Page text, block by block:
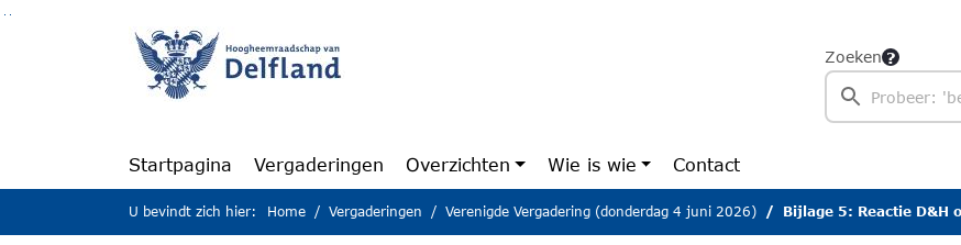
Ga naar de inhoud van deze pagina
Ga naar het zoeken
Ga naar het menu
Zoeken
Startpagina Vergaderingen Overzichten Wie is wie Contact
U bevindt zich hier: Home Vergaderingen Verenigde Vergadering (donderdag 4 juni 2026) Bijlage 5: Reactie D&H op het